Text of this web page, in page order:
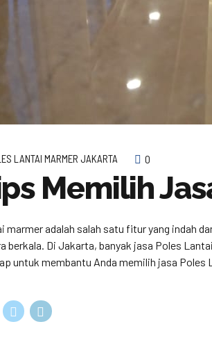
LANTAI MARMER JAKARTA 0
Memilih
marmer adalah salah satu fitur yang indah
berkala. Di Jakarta, banyak jasa Poles
untuk membantu Anda memilih jasa Poles